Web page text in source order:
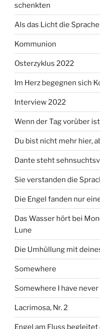
schenkten
Als das Licht die
Kommunion
Osterzyklus 2022
Im Herz begegnen sich
Interview 2022
Wenn der Tag vorüber ist
Du bist nicht mehr hier,
Dante steht
Sie verstanden die
Die Engel fanden nur
Das Wasser hört bei
Lune
Die Umhüllung mit
Somewhere
Somewhere I have
Lacrimosa, Nr. 2
Engel am Fluss